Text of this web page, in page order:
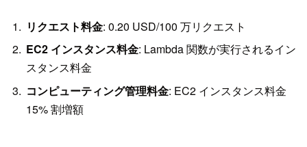
リクエスト料金: 0.20 USD/100 万リクエスト
EC2 インスタンス料金: Lambda 関数が実行されるイン
スタンス料金
コンピューティング管理料金: EC2 インスタンス料金
15% 割増額